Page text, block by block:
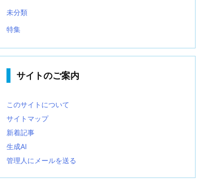
未分類
特集
サイトのご案内
このサイトについて
サイトマップ
新着記事
生成AI
管理人にメールを送る